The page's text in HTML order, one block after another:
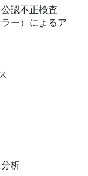
認不正検査
ー）によるア
析